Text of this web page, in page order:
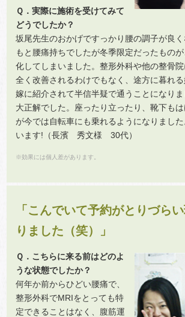
Ｑ．実際に施術を受けてみて
どうでしたか？
坂尾先生のおかげですっかり腰の調子が良
もと腰痛持ちでしたが冬季限定だったもの
化してしまいました。整形外科や他の整骨
全く改善されるわけでもなく、途方に暮れる
嫁に紹介されて半信半疑で通うことになり
大正解でした。座ったり立ったり、靴下も
が今では自転車にも乗れるようになりまし
います!（長濱 秀文様 30代）
※効果には個人差があります。
「こんでいて予約がとりづら
りました（笑）」
Ｑ．こちらに来る前はどのよ
うな状態でしたか？
何年か前からひどい腰痛で、
整形外科でMRIをとっても特
定できることはなく、腹筋運